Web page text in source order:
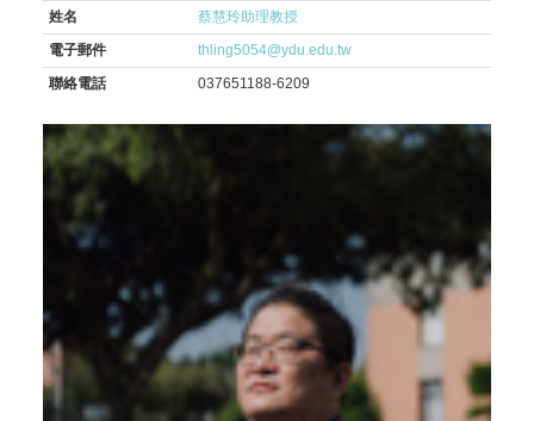
姓名
蔡慧玲助理教授
電子郵件
thling5054@ydu.edu.tw
聯絡電話
037651188-6209